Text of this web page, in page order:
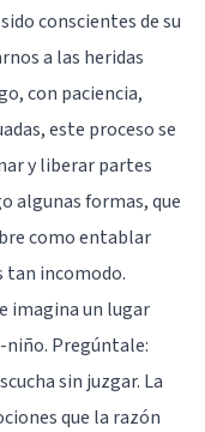
conscientes de su
a las heridas
con paciencia,
este proceso se
y liberar partes
algunas formas, que
como entablar
tan incomodo.
imagina un lugar
niño. Pregúntale:
sin juzgar. La
que la razón